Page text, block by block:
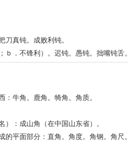
刀真钝。成败利钝。
ｂ．不锋利）。迟钝。愚钝。拙嘴钝舌。
：牛角。鹿角。犄角。角质。
）：成山角（在中国山东省）。
的平面部分：直角。角度。角钢。角尺。